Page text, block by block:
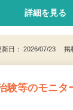
詳細を見る
新日： 2026/07/23 掲
験等のモニタ